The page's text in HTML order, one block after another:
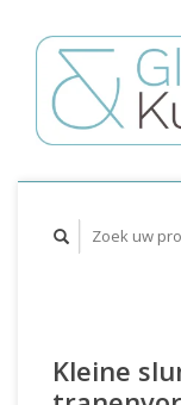
Kleine